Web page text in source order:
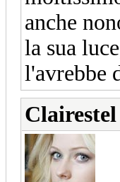
anche
la sua
l'avrebbe
Clairestel